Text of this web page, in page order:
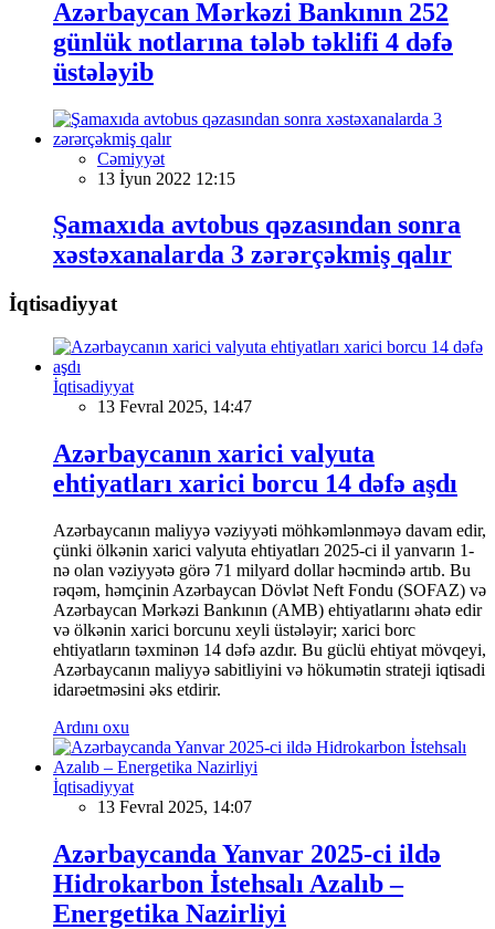
Azərbaycan Mərkəzi Bankının 252
günlük notlarına tələb təklifi 4 dəfə
üstələyib
Cəmiyyət
13 İyun 2022 12:15
Şamaxıda avtobus qəzasından sonra
xəstəxanalarda 3 zərərçəkmiş qalır
İqtisadiyyat
İqtisadiyyat
13 Fevral 2025, 14:47
Azərbaycanın xarici valyuta
ehtiyatları xarici borcu 14 dəfə aşdı
Azərbaycanın maliyyə vəziyyəti möhkəmlənməyə davam edir,
çünki ölkənin xarici valyuta ehtiyatları 2025-ci il yanvarın 1-
nə olan vəziyyətə görə 71 milyard dollar həcmində artıb. Bu
rəqəm, həmçinin Azərbaycan Dövlət Neft Fondu (SOFAZ) və
Azərbaycan Mərkəzi Bankının (AMB) ehtiyatlarını əhatə edir
və ölkənin xarici borcunu xeyli üstələyir; xarici borc
ehtiyatların təxminən 14 dəfə azdır. Bu güclü ehtiyat mövqeyi,
Azərbaycanın maliyyə sabitliyini və hökumətin strateji iqtisadi
idarəetməsini əks etdirir.
Ardını oxu
İqtisadiyyat
13 Fevral 2025, 14:07
Azərbaycanda Yanvar 2025-ci ildə
Hidrokarbon İstehsalı Azalıb –
Energetika Nazirliyi